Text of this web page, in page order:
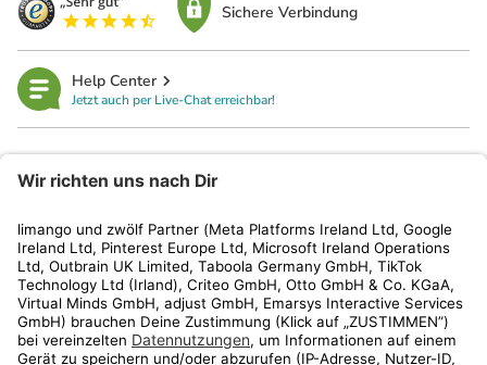
Sichere Verbindung
Help Center
Jetzt auch per Live-Chat erreichbar!
Kundenservice
Shop
Aktionen